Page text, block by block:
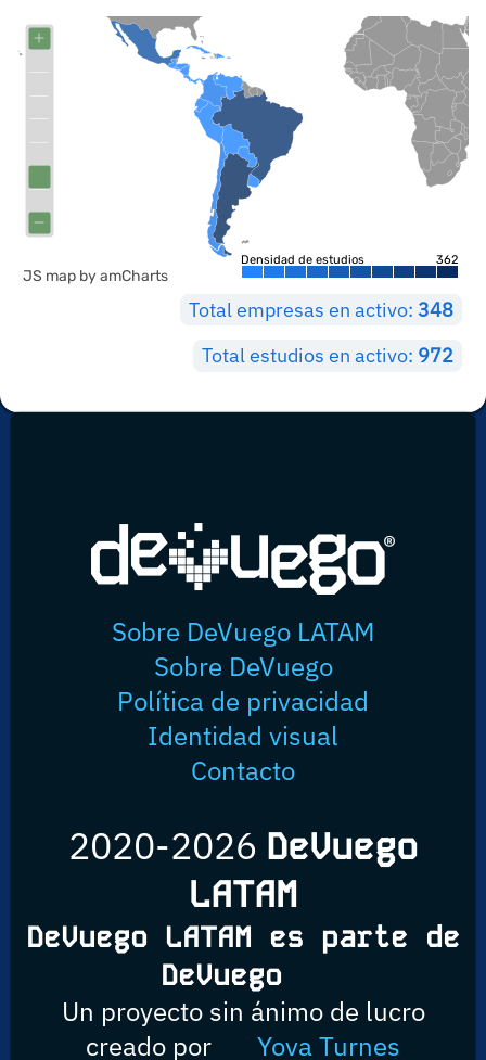
Densidad de estudios 362
JS map by amCharts
Total empresas en activo: 348
Total estudios en activo: 972
Sobre DeVuego LATAM
Sobre DeVuego
Política de privacidad
Identidad visual
Contacto
2020-2026 DeVuego
LATAM
DeVuego LATAM es parte de
DeVuego
Un proyecto sin ánimo de lucro
creado por
Yova Turnes